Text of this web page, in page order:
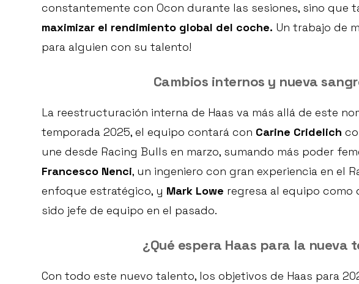
constantemente con Ocon durante las sesiones, sino que
maximizar el rendimiento global del coche. Un trabajo de
para alguien con su talento!
Cambios internos y nueva
La reestructuración interna de Haas va más allá de este
temporada 2025, el equipo contará con Carine Cridelich
une desde Racing Bulls en marzo, sumando más poder
Francesco Nenci, un ingeniero con gran experiencia en el
enfoque estratégico, y Mark Lowe regresa al equipo
sido jefe de equipo en el pasado.
¿Qué espera Haas para la nueva
Con todo este nuevo talento, los objetivos de Haas para